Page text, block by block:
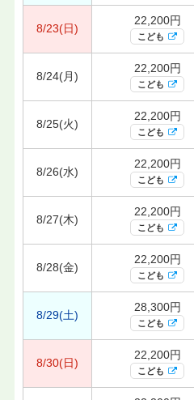
8/23(日)
22,200円
こども
8/24(月)
22,200円
こども
8/25(火)
22,200円
こども
8/26(水)
22,200円
こども
8/27(木)
22,200円
こども
8/28(金)
22,200円
こども
8/29(土)
28,300円
こども
8/30(日)
22,200円
こども